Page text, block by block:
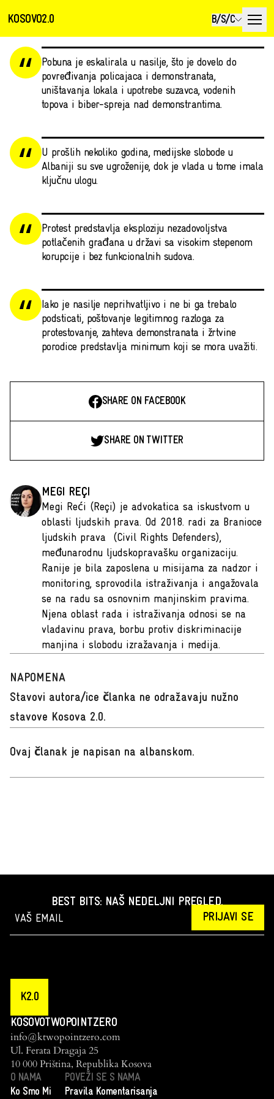
KOSOVO2.0 B/S/C
Pobuna je eskalirala u nasilje, što je dovelo do
povređivanja policajaca i demonstranata,
uništavanja lokala i upotrebe suzavca, vodenih
topova i biber-spreja nad demonstrantima.
U prošlih nekoliko godina, medijske slobode u
Albaniji su sve ugroženije, dok je vlada u tome imala
ključnu ulogu.
Protest predstavlja eksploziju nezadovoljstva
potlačenih građana u državi sa visokim stepenom
korupcije i bez funkcionalnih sudova.
Iako je nasilje neprihvatljivo i ne bi ga trebalo
podsticati, poštovanje legitimnog razloga za
protestovanje, zahteva demonstranata i žrtvine
porodice predstavlja minimum koji se mora uvažiti.
SHARE ON FACEBOOK
SHARE ON TWITTER
MEGI REÇI
Megi Reći (Reçi) je advokatica sa iskustvom u
oblasti ljudskih prava. Od 2018. radi za Branioce
ljudskih prava (Civil Rights Defenders),
međunarodnu ljudskopravašku organizaciju.
Ranije je bila zaposlena u misijama za nadzor i
monitoring, sprovodila istraživanja i angažovala
se na radu sa osnovnim manjinskim pravima.
Njena oblast rada i istraživanja odnosi se na
vladavinu prava, borbu protiv diskriminacije
manjina i slobodu izražavanja i medija.
NAPOMENA
Stavovi autora/ice članka ne odražavaju nužno
stavove Kosova 2.0.
Ovaj članak je napisan na albanskom.
BEST BITS: NAŠ NEDELJNI PREGLED.
PRIJAVI SE
K2.0
KOSOVOTWOPOINTZERO
info@ktwopointzero.com
Ul. Ferata Dragaja 25
10 000 Priština, Republika Kosova
O NAMA
Ko Smo Mi
POVEŽI SE S NAMA
Pravila Komentarisanja